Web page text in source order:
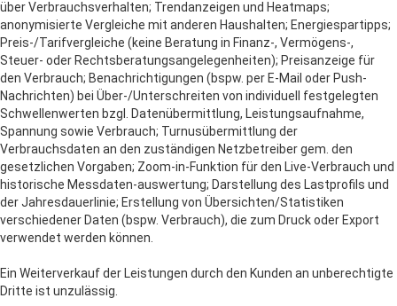
über Verbrauchsverhalten; Trendanzeigen und Heatmaps;
anonymisierte Vergleiche mit anderen Haushalten; Energiespartipps;
Preis-/Tarifvergleiche (keine Beratung in Finanz-, Vermögens-,
Steuer- oder Rechtsberatungsangelegenheiten); Preisanzeige für
den Verbrauch; Benachrichtigungen (bspw. per E-Mail oder Push-
Nachrichten) bei Über-/Unterschreiten von individuell festgelegten
Schwellenwerten bzgl. Datenübermittlung, Leistungsaufnahme,
Spannung sowie Verbrauch; Turnusübermittlung der
Verbrauchsdaten an den zuständigen Netzbetreiber gem. den
gesetzlichen Vorgaben; Zoom-in-Funktion für den Live-Verbrauch und
historische Messdaten-auswertung; Darstellung des Lastprofils und
der Jahresdauerlinie; Erstellung von Übersichten/Statistiken
verschiedener Daten (bspw. Verbrauch), die zum Druck oder Export
verwendet werden können.
Ein Weiterverkauf der Leistungen durch den Kunden an unberechtigte
Dritte ist unzulässig.